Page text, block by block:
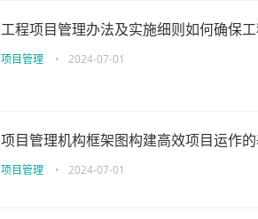
工程项目管理办法及实施细则如何确保
项目管理 • 2024-07-01
项目管理机构框架图构建高效项目运作
项目管理 • 2024-07-01